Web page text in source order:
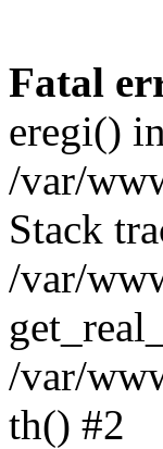
Fatal
eregi() in
/var/
Stack
/var/
/var/
th() #2